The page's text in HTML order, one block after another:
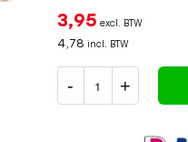
3,95 excl. BTW
4,78 incl. BTW